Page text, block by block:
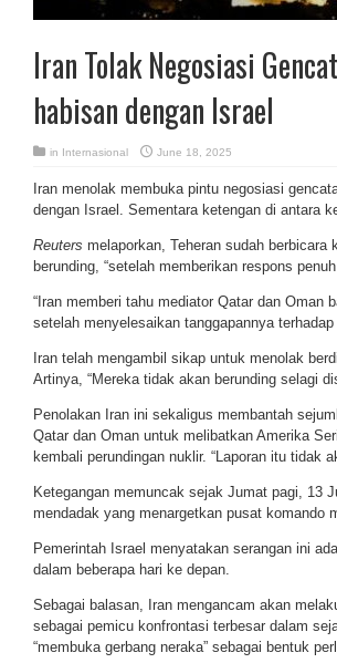
Iran Tolak Negosiasi
habisan dengan Israel
in Internasional June 18, 2025
Iran menolak membuka pintu negosiasi
dengan Israel. Sementara ketengan di antara
Reuters melaporkan, Teheran sudah
berunding, “setelah memberikan respons
“Iran memberi tahu mediator Qatar dan Oman
setelah menyelesaikan tanggapannya
Iran telah mengambil sikap untuk menolak
Artinya, “Mereka tidak akan berunding selagi
Penolakan Iran ini sekaligus membantah
Qatar dan Oman untuk melibatkan Amerika
kembali perundingan nuklir. “Laporan itu tidak
Ketegangan memuncak sejak Jumat pagi, 13
mendadak yang menargetkan pusat
Pemerintah Israel menyatakan serangan ini
dalam beberapa hari ke depan.
Sebagai balasan, Iran mengancam akan
sebagai pemicu konfrontasi terbesar dalam
“membuka gerbang neraka” sebagai bentuk